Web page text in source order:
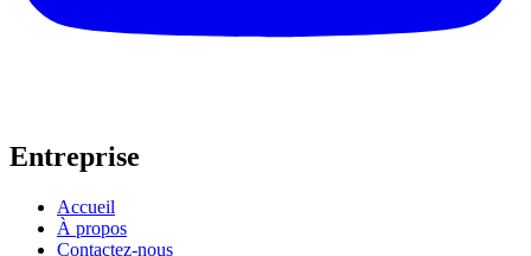
Entreprise
Accueil
À propos
Contactez-nous